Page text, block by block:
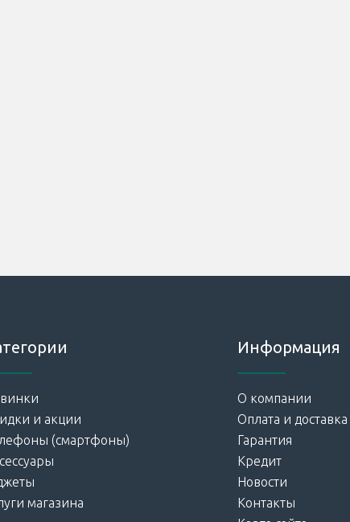
и акции
(смартфоны)
магазина
Информация
О компании
Оплата и доставка
Гарантия
Кредит
Новости
Контакты